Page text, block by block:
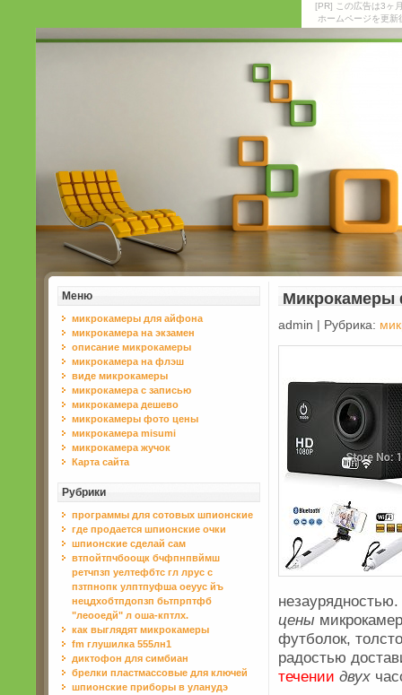
[PR] この広告は3ヶ
ホームページを更
Меню
микрокамеры для айфона
микрокамера на экзамен
описание микрокамеры
микрокамера на флэш
виде микрокамеры
микрокамера с записью
микрокамера дешево
микрокамеры фото цены
микрокамера misumi
микрокамера жучок
Карта сайта
Рубрики
программы для сотовых шпионские
где продается шпионские очки
шпионские сделай сам
втпойтпчбоощк бчфпнпвймш
ретчпзп уелтефбтс гл лруc c
пзтпнопк улптпуфша оеуус йъ
нецдхобтпдопзп бьтпрптфб
"леооедй" л оша-кптлх.
как выглядят микрокамеры
fm глушилка 555лн1
диктофон для симбиан
брелки пластмассовые для ключей
шпионские приборы в уланудэ
Микрокамеры
admin | Рубрика:
цены
футболок,
радостью
течении двух